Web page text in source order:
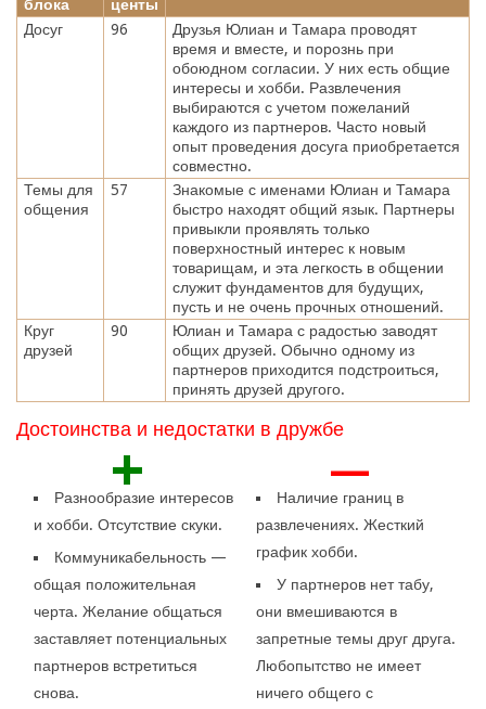
блока
центы
Досуг
96
Друзья Юлиан и Тамара проводят
время и вместе, и порознь при
обоюдном согласии. У них есть общие
интересы и хобби. Развлечения
выбираются с учетом пожеланий
каждого из партнеров. Часто новый
опыт проведения досуга приобретается
совместно.
Темы для
общения
57
Знакомые с именами Юлиан и Тамара
быстро находят общий язык. Партнеры
привыкли проявлять только
поверхностный интерес к новым
товарищам, и эта легкость в общении
служит фундаментов для будущих,
пусть и не очень прочных отношений.
Круг
друзей
90
Юлиан и Тамара с радостью заводят
общих друзей. Обычно одному из
партнеров приходится подстроиться,
принять друзей другого.
Достоинства и недостатки в дружбе
+
Разнообразие интересов
и хобби. Отсутствие скуки.
Коммуникабельность —
общая положительная
черта. Желание общаться
заставляет потенциальных
партнеров встретиться
снова.
—
Наличие границ в
развлечениях. Жесткий
график хобби.
У партнеров нет табу,
они вмешиваются в
запретные темы друг друга.
Любопытство не имеет
ничего общего с